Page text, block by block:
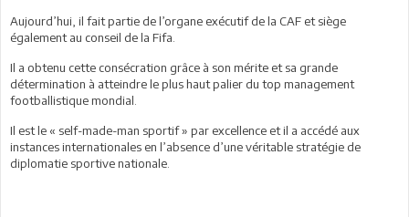
Aujourd’hui, il fait partie de l’organe exécutif de la CAF et siège
également au conseil de la Fifa.
Il a obtenu cette consécration grâce à son mérite et sa grande
détermination à atteindre le plus haut palier du top management
footballistique mondial.
Il est le « self-made-man sportif » par excellence et il a accédé aux
instances internationales en l’absence d’une véritable stratégie de
diplomatie sportive nationale.